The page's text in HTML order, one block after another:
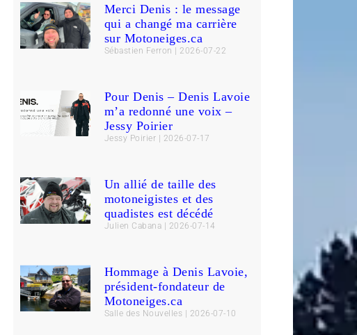
Merci Denis : le message
qui a changé ma carrière
sur Motoneiges.ca
Sébastien Ferron 2026-07-22
Pour Denis – Denis Lavoie
m’a redonné une voix –
Jessy Poirier
Jessy Poirier 2026-07-17
Un allié de taille des
motoneigistes et des
quadistes est décédé
Julien Cabana 2026-07-14
Hommage à Denis Lavoie,
président-fondateur de
Motoneiges.ca
Salle des Nouvelles 2026-07-10